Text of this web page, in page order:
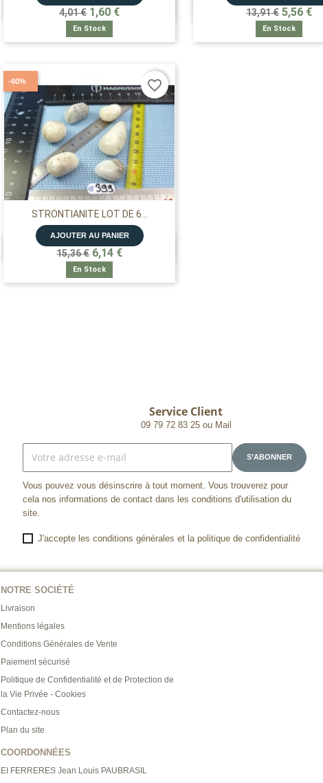
4,01 € 1,60 €
En Stock
APERÇU RAPIDE 13,91 € 5,56 €
En Stock
APERÇU RAPIDE
STRONTIANITE LOT DE 6...
AJOUTER AU PANIER
15,36 € 6,14 €
En Stock
-60%
APERÇU RAPIDE
favorite_border
Service Client
09 79 72 83 25 ou Mail
Vous pouvez vous désinscrire à tout moment. Vous trouverez pour
cela nos informations de contact dans les conditions d'utilisation du
site.
J'accepte les conditions générales et la politique de confidentialité
NOTRE SOCIÉTÉ
Livraison
Mentions légales
Conditions Générales de Vente
Paiement sécurisé
Politique de Confidentialité et de Protection de
la Vie Privée - Cookies
Contactez-nous
Plan du site
COORDONNÉES
EI FERRERES Jean Louis PAUBRASIL